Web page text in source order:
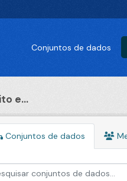
Conjuntos de dados
e...
Conjuntos de dados